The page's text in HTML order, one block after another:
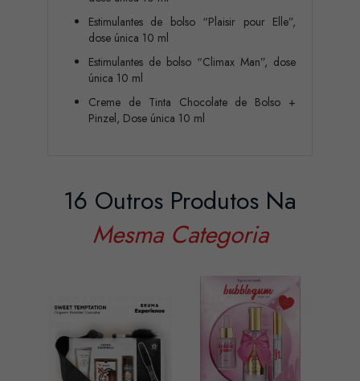
Estimulantes de bolso “Plaisir pour Elle”,
dose única 10 ml
Estimulantes de bolso “Climax Man”, dose
única 10 ml
Creme de Tinta Chocolate de Bolso +
Pinzel, Dose única 10 ml
16 Outros Produtos Na
Mesma Categoria